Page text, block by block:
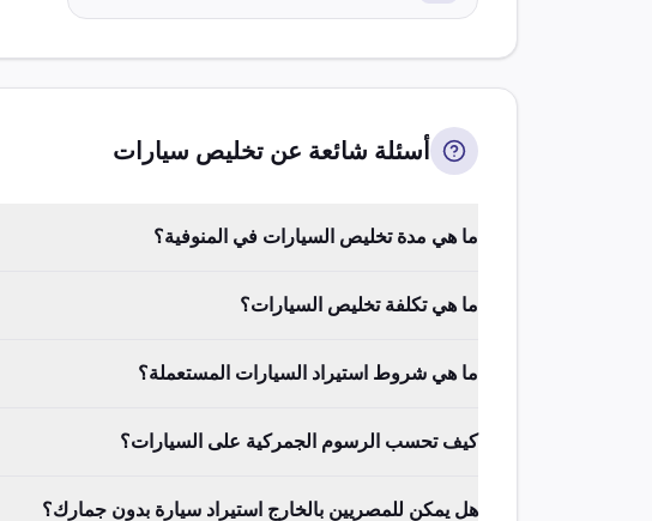
أسئلة شائعة عن تخليص سيارات
ما هي مدة تخليص السيارات في المنوفية؟
ما هي تكلفة تخليص السيارات؟
ما هي شروط استيراد السيارات المستعملة؟
كيف تحسب الرسوم الجمركية على السيارات؟
هل يمكن للمصريين بالخارج استيراد سيارة بدون جمارك؟